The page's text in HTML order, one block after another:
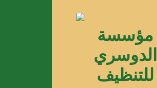
مؤسسة
الدوسري
للتنظيف